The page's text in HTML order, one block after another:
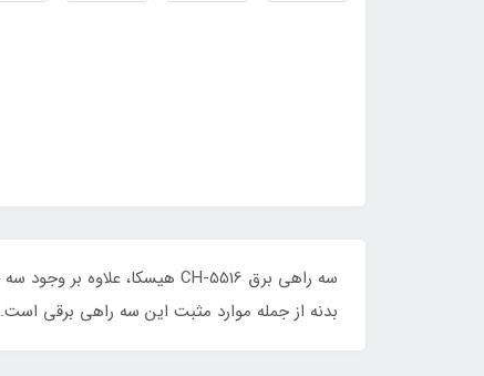
بدنه از جمله موارد مثبت این سه راهی برقی است.